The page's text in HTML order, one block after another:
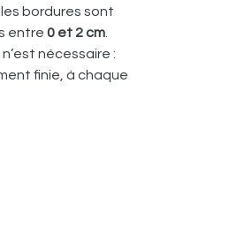
, les bordures sont
entre 0 et 2 cm
nécessaire :
finie, à chaque